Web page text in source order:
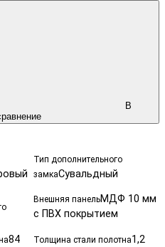
В
Тип дополнительного
замкаСувальдный
Внешняя панельМДФ 10 мм
с ПВХ покрытием
84
Толщина стали полотна1,2